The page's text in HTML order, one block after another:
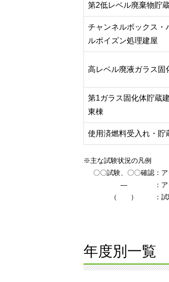
第2低レベル廃棄物貯
チャンネルボックス・
ルポイズン処理建屋
高レベル廃液ガラス固
第1ガラス固化体貯蔵
東棟
使用済燃料受入れ・貯
※主な試験状況の凡例
〇〇試験、〇〇確認 ：
―
：
（ ）
：
年度別一覧